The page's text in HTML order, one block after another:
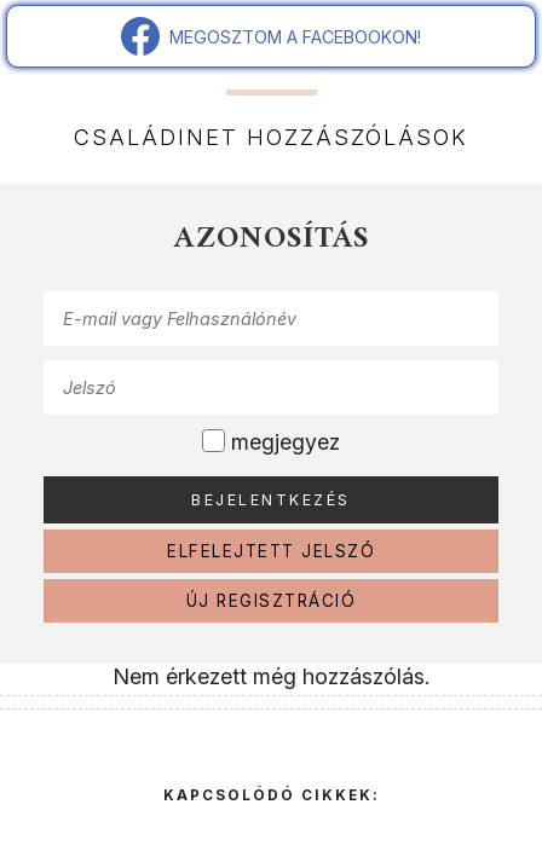
MEGOSZTOM A FACEBOOKON!
CSALÁDINET HOZZÁSZÓLÁSOK
AZONOSÍTÁS
megjegyez
ELFELEJTETT JELSZÓ
ÚJ REGISZTRÁCIÓ
Nem érkezett még hozzászólás.
KAPCSOLÓDÓ CIKKEK: